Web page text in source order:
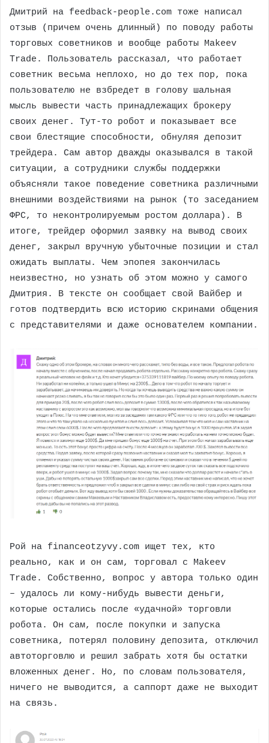
Дмитрий на feedback-people.com тоже написал
отзыв (причем очень длинный) по поводу работы
торговых советников и вообще работы Makeev
Trade. Пользователь рассказал, что работает
советник весьма неплохо, но до тех пор, пока
пользователю не взбредет в голову шальная
мысль вывести часть принадлежащих брокеру
своих денег. Тут-то робот и показывает все
свои блестящие способности, обнуляя депозит
трейдера. Сам автор дважды оказывался в такой
ситуации, а сотрудники службы поддержки
объясняли такое поведение советника различными
внешними воздействиями на рынок (то заседанием
ФРС, то неконтролируемым ростом доллара). В
итоге, трейдер оформил заявку на вывод своих
денег, закрыл вручную убыточные позиции и стал
ожидать выплаты. Чем эпопея закончилась
неизвестно, но узнать об этом можно у самого
Дмитрия. В тексте он сообщает свой Вайбер и
готов подтвердить всю историю скринами общения
с представителями и даже основателем компании.
Рой на financeotzyvy.com ищет тех, кто
реально, как и он сам, торговал с Makeev
Trade. Собственно, вопрос у автора только один
– удалось ли кому-нибудь вывести деньги,
которые остались после «удачной» торговли
робота. Он сам, после покупки и запуска
советника, потерял половину депозита, отключил
автоторговлю и решил забрать хотя бы остатки
вложенных денег. Но, по словам пользователя,
ничего не выводится, а саппорт даже не выходит
на связь.